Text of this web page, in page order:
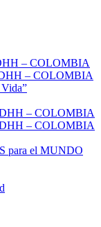
– COLOMBIA
– COLOMBIA
– COLOMBIA
– COLOMBIA
para el MUNDO